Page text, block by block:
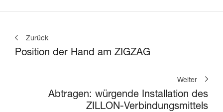
Zurück
Position der Hand am ZIGZAG
Weiter
Abtragen: würgende Installation des
ZILLON-Verbindungsmittels